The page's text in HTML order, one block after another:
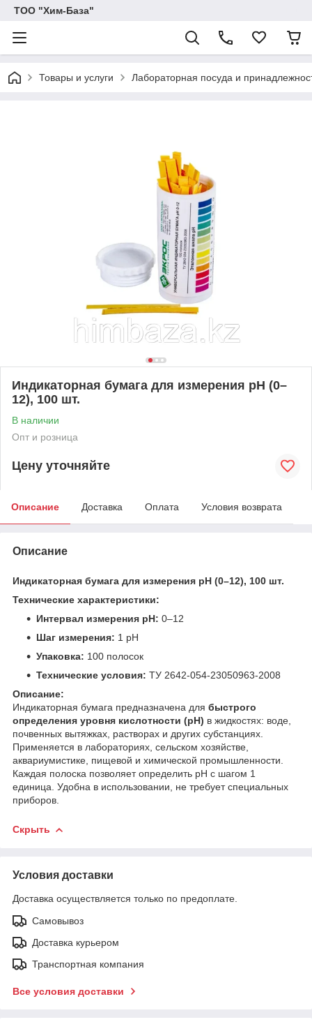
ТОО "Хим-База"
Товары и услуги Лабораторная посуда и
Индикаторная бумага для измерения pH (0–
12), 100 шт.
В наличии
Опт и розница
Цену уточняйте
Описание Доставка Оплата Условия возврата
Описание
Индикаторная бумага для измерения pH (0–12), 100 шт.
Технические характеристики:
Интервал измерения pH: 0–12
Шаг измерения: 1 pH
Упаковка: 100 полосок
Технические условия: ТУ 2642-054-23050963-2008
Описание:
Индикаторная бумага предназначена для быстрого
определения уровня кислотности (pH) в жидкостях: воде,
почвенных вытяжках, растворах и других субстанциях.
Применяется в лабораториях, сельском хозяйстве,
аквариумистике, пищевой и химической промышленности.
Каждая полоска позволяет определить pH с шагом 1
единица. Удобна в использовании, не требует специальных
приборов.
Скрыть
Условия доставки
Доставка осуществляется только по предоплате.
Самовывоз
Доставка курьером
Транспортная компания
Все условия доставки